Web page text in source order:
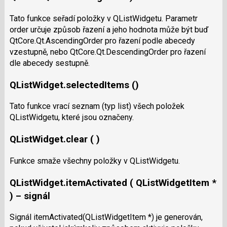
Tato funkce seřadí položky v QListWidgetu. Parametr
order určuje způsob řazení a jeho hodnota může být buď
QtCore.Qt.AscendingOrder pro řazení podle abecedy
vzestupně, nebo QtCore.Qt.DescendingOrder pro řazení
dle abecedy sestupně.
QListWidget.selectedItems ()
Tato funkce vrací seznam (typ list) všech položek
QListWidgetu, které jsou označeny.
QListWidget.clear ( )
Funkce smaže všechny položky v QListWidgetu.
QListWidget.itemActivated ( QListWidgetItem *
) – signál
Signál itemActivated(QListWidgetItem *) je generován,